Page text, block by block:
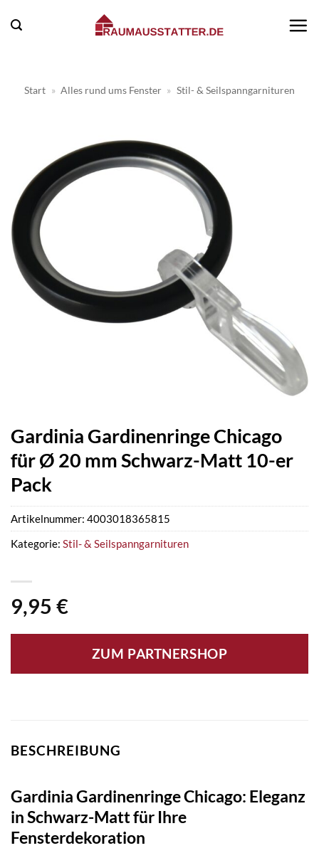
Inhalt
Start » Alles rund ums Fenster » Stil- & Seilspanngarnituren
Gardinia Gardinenringe Chicago
für Ø 20 mm Schwarz-Matt 10-er
Pack
9,95 €
ZUM PARTNERSHOP
Artikelnummer: 4003018365815
Kategorie: Stil- & Seilspanngarnituren
BESCHREIBUNG
Gardinia Gardinenringe Chicago: Eleganz
in Schwarz-Matt für Ihre
Fensterdekoration